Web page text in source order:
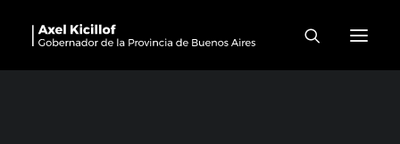
Avellaneda